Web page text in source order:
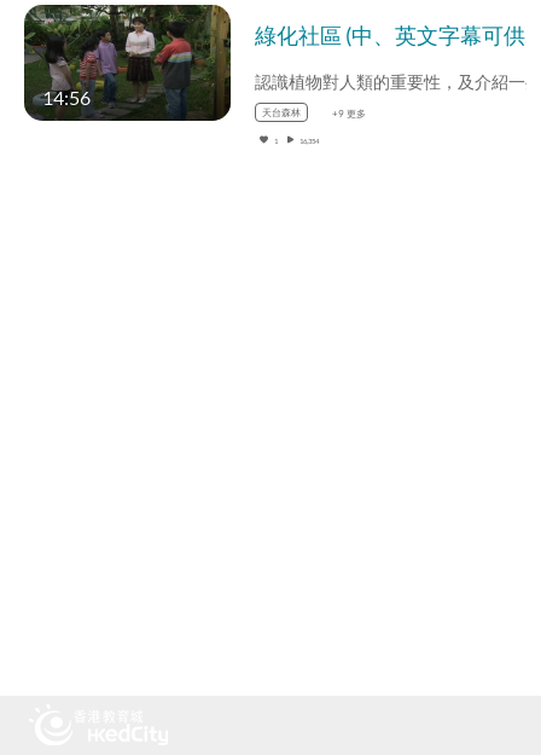
14:56
天台森林 +9 更多
1 16,354